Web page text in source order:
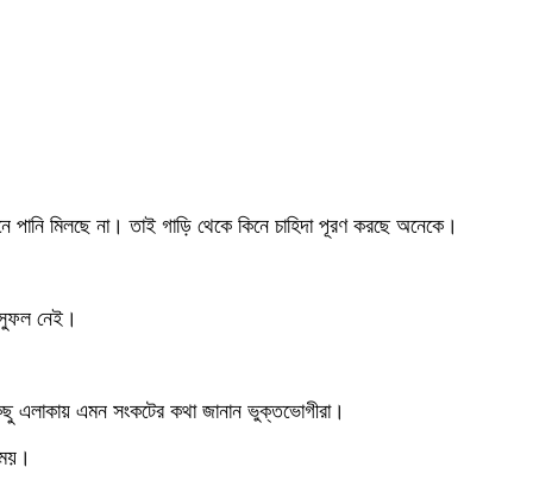
পানি মিলছে না। তাই গাড়ি থেকে কিনে চাহিদা পূরণ করছে অনেকে।
সুফল নেই।
এলাকায় এমন সংকটের কথা জানান ভুক্তভোগীরা।